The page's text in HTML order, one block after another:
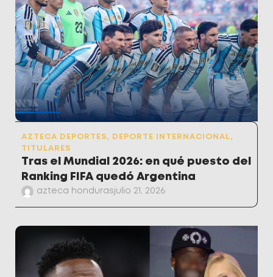
AZTECA DEPORTES, DEPORTE INTERNACIONAL,
TITULARES
Tras el Mundial 2026: en qué puesto del
Ranking FIFA quedó Argentina
azteca hondurasjulio 21, 2026